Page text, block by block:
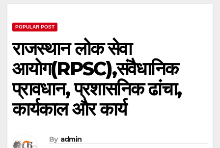
POPULAR POST
राजस्थान लोक सेवा
आयोग(RPSC),संवैधानिक
प्रावधान, प्रशासनिक ढांचा,
कार्यकाल और कार्य
By admin